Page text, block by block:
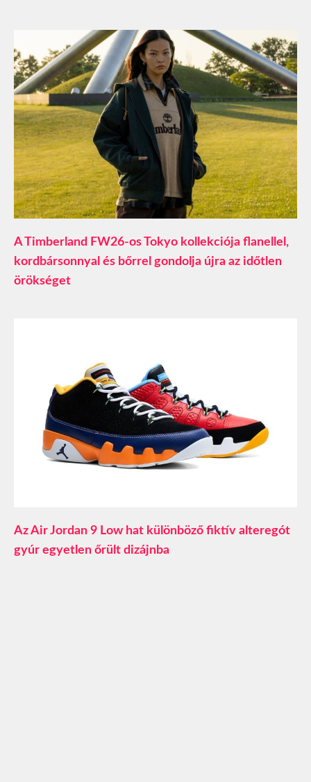
A Timberland FW26-os Tokyo kollekciója flanellel,
kordbársonnyal és bőrrel gondolja újra az időtlen
örökséget
Az Air Jordan 9 Low hat különböző fiktív alteregót
gyúr egyetlen őrült dizájnba